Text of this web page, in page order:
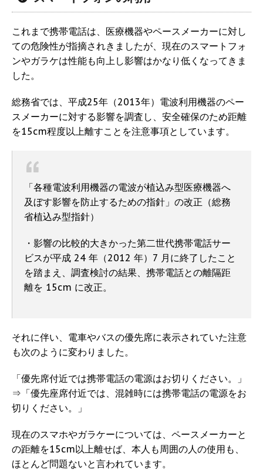
これまで携帯電話は、医療機器やペースメーカーに対し
ての危険性が指摘されきましたが、現在のスマートフォ
ンやガラケは性能も向上し影響はかなり低くなってきま
した。
総務省では、平成25年（2013年）電波利用機器のペー
スメーカーに対する影響を調査し、安全確保のため距離
を15cm程度以上離すことを注意事項としています。
「各種電波利用機器の電波が植込み型医療機器へ
及ぼす影響を防止するための指針」の改正（総務
省植込み型指針）
・影響の比較的大きかった第二世代携帯電話サー
ビスが平成 24 年（2012 年）7 月に終了したこと
を踏まえ、調査検討の結果、携帯電話との離隔距
離を 15cm に改正。
それに伴い、電車やバスの優先席に表示されていた注意
も次のように変わりました。
「優先席付近では携帯電話の電源はお切りください。」
⇒「優先座席付近では、混雑時には携帯電話の電源をお
切りください。」
現在のスマホやガラケーについては、ペースメーカーと
の距離を15cm以上離せば、本人も周囲の人の使用も、
ほとんど問題ないと言われています。